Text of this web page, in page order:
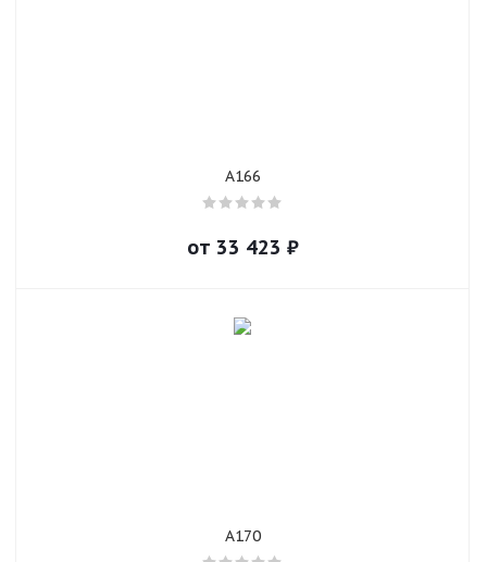
A166
от 33 423 ₽
A170